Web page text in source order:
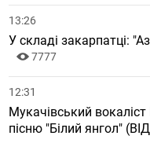
13:26
У складі закарпатці:
7777
12:31
Мукачівський
пісню "Білий янгол"